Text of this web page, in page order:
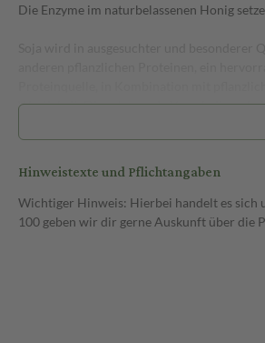
Die Enzyme im naturbelassenen Honig
Wertigkeit. Die schonende Verarbeitung
ZUR GEWICHTSABNAHME:Wer
Almased-Shake. 50 g Almased-Pulver
schütteln). Dazu gib bitte 2 Teelöffel (6 g)
Hinweistexte und Pflichtangaben
Wichtiger Hinweis: Hierbei handelt es sich
100 geben wir dir gerne Auskunft über die